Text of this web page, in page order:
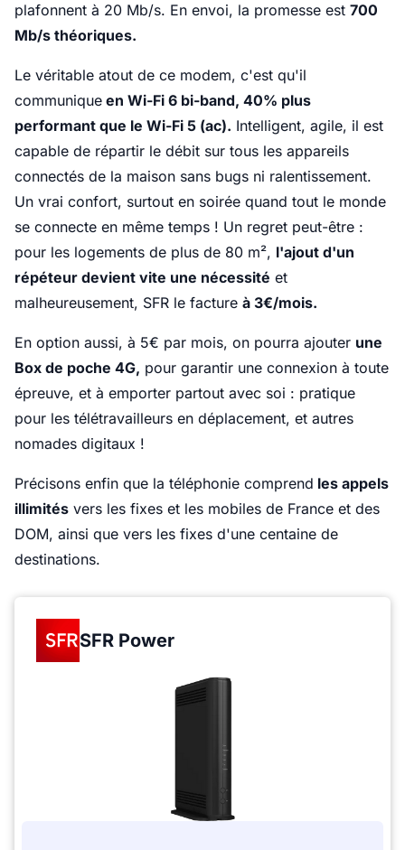
plafonnent à 20 Mb/s. En envoi, la promesse est 700
Mb/s théoriques.
Le véritable atout de ce modem, c'est qu'il
communique en Wi-Fi 6 bi-band, 40% plus
performant que le Wi-Fi 5 (ac). Intelligent, agile, il est
capable de répartir le débit sur tous les appareils
connectés de la maison sans bugs ni ralentissement.
Un vrai confort, surtout en soirée quand tout le monde
se connecte en même temps ! Un regret peut-être :
pour les logements de plus de 80 m², l'ajout d'un
répéteur devient vite une nécessité et
malheureusement, SFR le facture à 3€/mois.
En option aussi, à 5€ par mois, on pourra ajouter une
Box de poche 4G, pour garantir une connexion à toute
épreuve, et à emporter partout avec soi : pratique
pour les télétravailleurs en déplacement, et autres
nomades digitaux !
Précisons enfin que la téléphonie comprend les appels
illimités vers les fixes et les mobiles de France et des
DOM, ainsi que vers les fixes d'une centaine de
destinations.
SFR Power